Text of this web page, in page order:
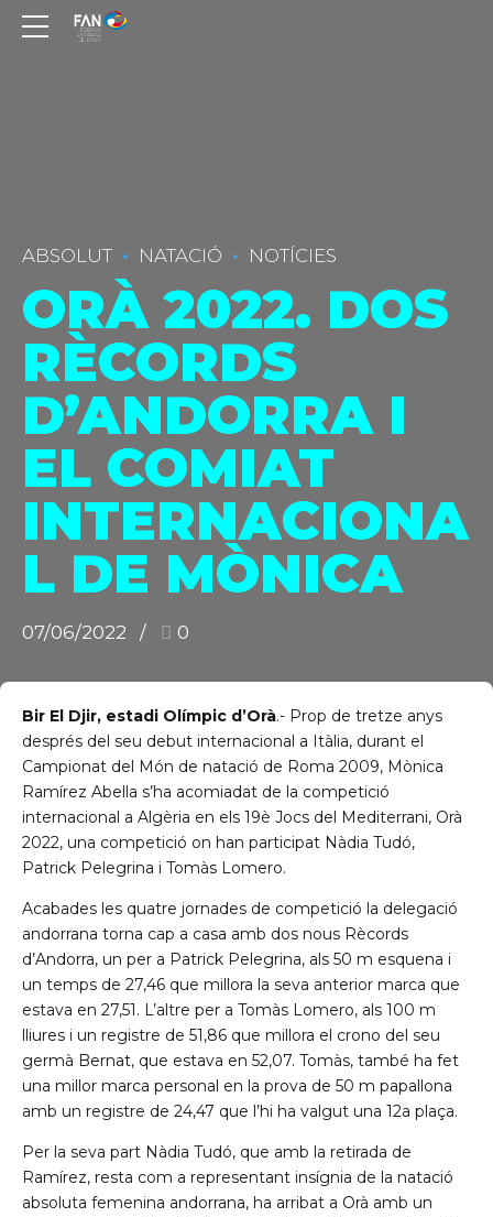
C/ Narciso Yepes s/n AD300 Ordino
ABSOLUT NATACIÓ NOTÍCIES
ORÀ 2022. DOS
RÈCORDS
D’ANDORRA I
EL COMIAT
INTERNACIONA
L DE MÒNICA
07/06/2022 0
Bir El Djir, estadi Olímpic d’Orà.- Prop de tretze anys
després del seu debut internacional a Itàlia, durant el
Campionat del Món de natació de Roma 2009, Mònica
Ramírez Abella s’ha acomiadat de la competició
internacional a Algèria en els 19è Jocs del Mediterrani, Orà
2022, una competició on han participat Nàdia Tudó,
Patrick Pelegrina i Tomàs Lomero.
Acabades les quatre jornades de competició la delegació
andorrana torna cap a casa amb dos nous Rècords
d’Andorra, un per a Patrick Pelegrina, als 50 m esquena i
un temps de 27,46 que millora la seva anterior marca que
estava en 27,51. L’altre per a Tomàs Lomero, als 100 m
lliures i un registre de 51,86 que millora el crono del seu
germà Bernat, que estava en 52,07. Tomàs, també ha fet
una millor marca personal en la prova de 50 m papallona
amb un registre de 24,47 que l’hi ha valgut una 12a plaça.
Per la seva part Nàdia Tudó, que amb la retirada de
Ramírez, resta com a representant insígnia de la natació
absoluta femenina andorrana, ha arribat a Orà amb un